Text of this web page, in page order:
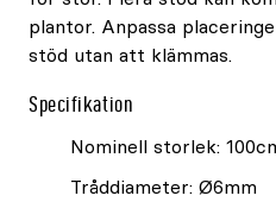
plantor. Anpassa
stöd utan att klämmas.
Specifikation
Nominell storlek:
Tråddiameter: Ø6mm